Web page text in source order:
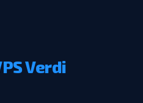
Verdi